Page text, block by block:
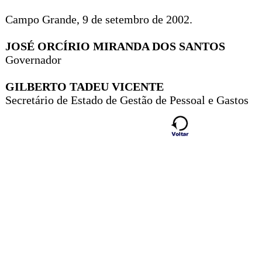
Campo Grande, 9 de setembro de 2002.
JOSÉ ORCÍRIO MIRANDA DOS SANTOS
Governador
GILBERTO TADEU VICENTE
Secretário de Estado de Gestão de Pessoal e Gastos